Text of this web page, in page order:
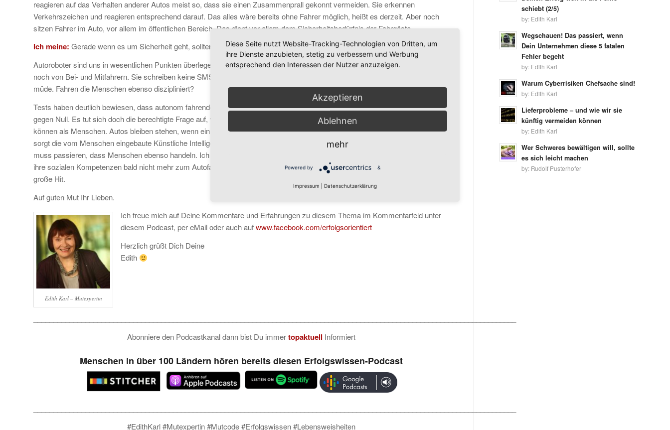
reagieren auf das Verhalten anderer Autos meist so, dass sie einen Zusammenprall gekonnt vermeiden. Sie erkennen
Verkehrszeichen und reagieren entsprechend darauf. Das alles wäre bereits ohne Fahrer möglich, heißt es derzeit. Aber noch
sitzen Fahrer im Auto, vor allem im öffentlichen Bereich. Das dient vor allem dem Sicherheitsbedürfnis der Fahrgäste.
Ich meine: Gerade wenn es um Sicherheit geht, sollten wir einige Gedanken nicht außer Acht lassen.
Autoroboter sind uns in wesentlichen Punkten überlegen. Sie lassen sich nicht ablenken. Weder von eingehenden Telefonaten,
noch von Bei- und Mitfahrern. Sie schreiben keine SMS. Sie rauchen nicht beim Autofahren. Außerdem werden sie niemals
müde. Fahren die Menschen ebenso diszipliniert?
Tests haben deutlich bewiesen, dass autonom fahrende Autos kaum Unfälle erzeugen. Die Anzahl der Verkehrstoten geht
gegen Null. Es tut sich doch die berechtigte Frage auf, warum Autos besser miteinander kommunizieren und aufeinander achten
können als Menschen. Autos bleiben stehen, wenn ein Hindernis auftaucht. Warum tun das nicht alle Menschen? Bei Autos
sorgt die vom Menschen eingebaute Künstliche Intelligenz für dieses zutiefst vernünftige und zugleich soziale Verhalten. Was
muss passieren, dass Menschen ebenso handeln. Ich hoffe sehr, dass sie keinen Chip dafür brauchen. Auch wenn Menschen
ihre sozialen Kompetenzen bald nicht mehr zum Autofahren benötigen, für den zwischenmenschlichen Verkehr wären sie der
große Hit.
Auf guten Mut Ihr Lieben.
Edith Karl – Mutexpertin
Ich freue mich auf Deine Kommentare und Erfahrungen zu diesem Thema im Kommentarfeld unter
diesem Podcast, per eMail oder auch aufwww.facebook.com/erfolgsorientiert
Herzlich grüßt Dich Deine
Edith
Abonniere den Podcastkanal dann bist Du immertopaktuell Informiert
Menschen in über 100 Ländern hören bereits diesen Erfolgswissen-Podcast
#EdithKarl #Mutexpertin #Mutcode #Erfolgswissen #Lebensweisheiten
schiebt (2/5)
by: Edith Karl
Wegschauen! Das passiert, wenn
Dein Unternehmen diese 5 fatalen
Fehler begeht
by: Edith Karl
Warum Cyberrisiken Chefsache sind!
by: Edith Karl
Lieferprobleme – und wie wir sie
künftig vermeiden können
by: Edith Karl
Wer Schweres bewältigen will, sollte
es sich leicht machen
by: Rudolf Pusterhofer
Diese Seite nutzt Website-Tracking-Technologien von Dritten, um
ihre Dienste anzubieten, stetig zu verbessern und Werbung
entsprechend den Interessen der Nutzer anzuzeigen.
Akzeptieren
Ablehnen
mehr
Powered by &
Impressum Datenschutzerklärung